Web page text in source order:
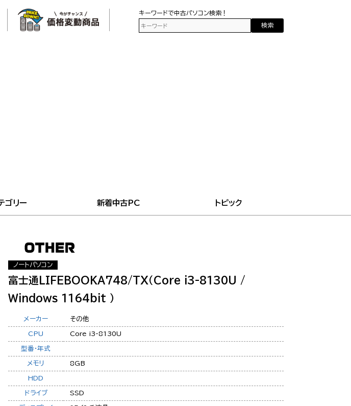
キーワードで中古パソコン検索！
検索
ゴリー 新着中古PC トピック
ノートパソコン
富士通LIFEBOOKA748/TX（Core i3-8130U /
Windows 1164bit ）
メーカー その他
CPU Core i3-8130U
型番・年式
メモリ 8GB
HDD
ドライブ SSD